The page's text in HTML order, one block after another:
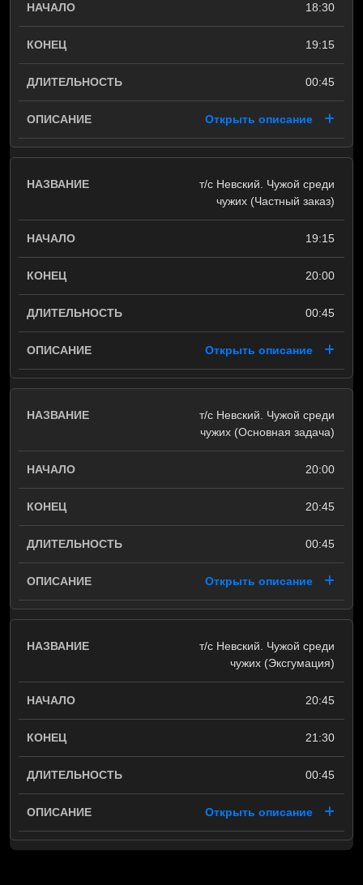
18:30
19:15
00:45
Открыть описание
т/с Невский. Чужой среди
чужих (Частный заказ)
19:15
20:00
00:45
Открыть описание
т/с Невский. Чужой среди
чужих (Основная задача)
20:00
20:45
00:45
Открыть описание
т/с Невский. Чужой среди
чужих (Эксгумация)
20:45
21:30
00:45
Открыть описание